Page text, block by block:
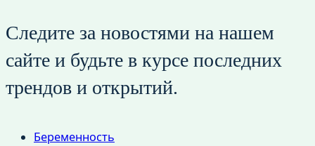
Следите за новостями на нашем
сайте и будьте в курсе последних
трендов и открытий.
Беременность